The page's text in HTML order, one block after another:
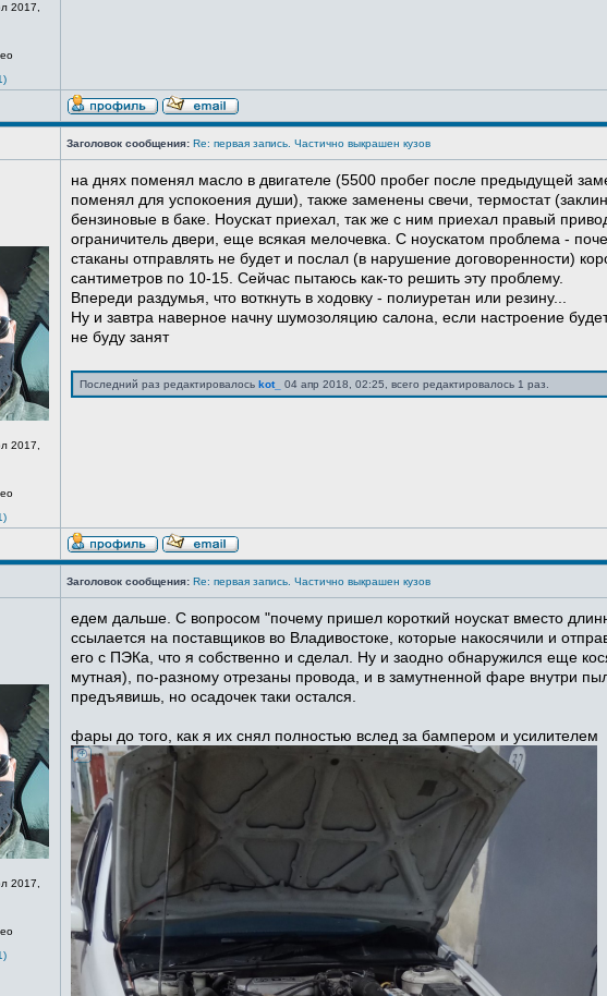
2017,
Заголовок сообщения: Re: первая запись. Частично выкрашен кузов
2017,
на днях поменял масло в двигателе (5500 пробег после предыдущей
поменял для успокоения души), также заменены свечи, термостат
бензиновые в баке. Ноускат приехал, так же с ним приехал правый
ограничитель двери, еще всякая мелочевка. С ноускатом проблема -
стаканы отправлять не будет и послал (в нарушение договоренности)
сантиметров по 10-15. Сейчас пытаюсь как-то решить эту проблему.
Впереди раздумья, что воткнуть в ходовку - полиуретан или резину...
Ну и завтра наверное начну шумозоляцию салона, если настроение
не буду занят
Последний раз редактировалось kot_ 04 апр 2018, 02:25, всего редактировалось 1 раз.
Заголовок сообщения: Re: первая запись. Частично выкрашен кузов
2017,
едем дальше. С вопросом "почему пришел короткий ноускат вместо
ссылается на поставщиков во Владивостоке, которые накосячили и
его с ПЭКа, что я собственно и сделал. Ну и заодно обнаружился еще
мутная), по-разному отрезаны провода, и в замутненной фаре внутри
предъявишь, но осадочек таки остался.
фары до того, как я их снял полностью вслед за бампером и усилителем